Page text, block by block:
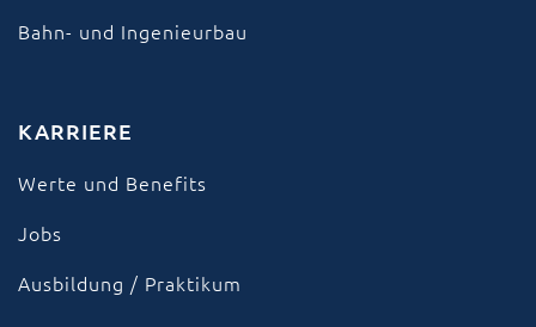
Bahn- und Ingenieurbau
KARRIERE
Werte und Benefits
Jobs
Ausbildung / Praktikum